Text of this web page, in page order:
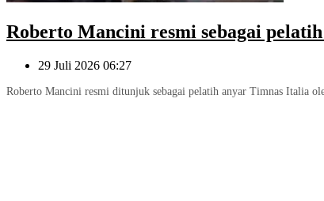
Roberto Mancini resmi sebagai
29 Juli 2026 06:27
Roberto Mancini resmi ditunjuk sebagai pelatih anyar Timnas Italia